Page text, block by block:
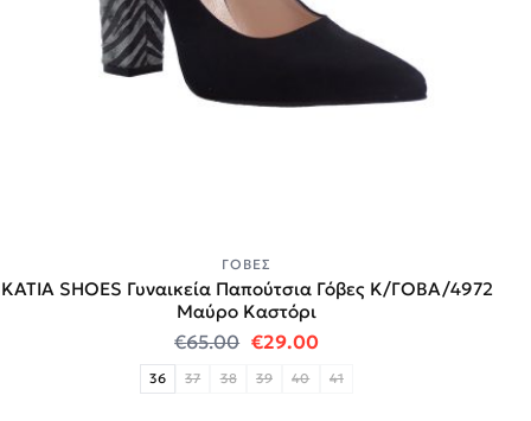
ΓΌΒΕΣ
KATIA SHOES Γυναικεία Παπούτσια Γόβες Κ/ΓΟΒΑ/4972
Μαύρο Καστόρι
€65.00 Original price was: €65.00.
€29.00Η τρέχουσα τιμή
36 37 38 39 40 41